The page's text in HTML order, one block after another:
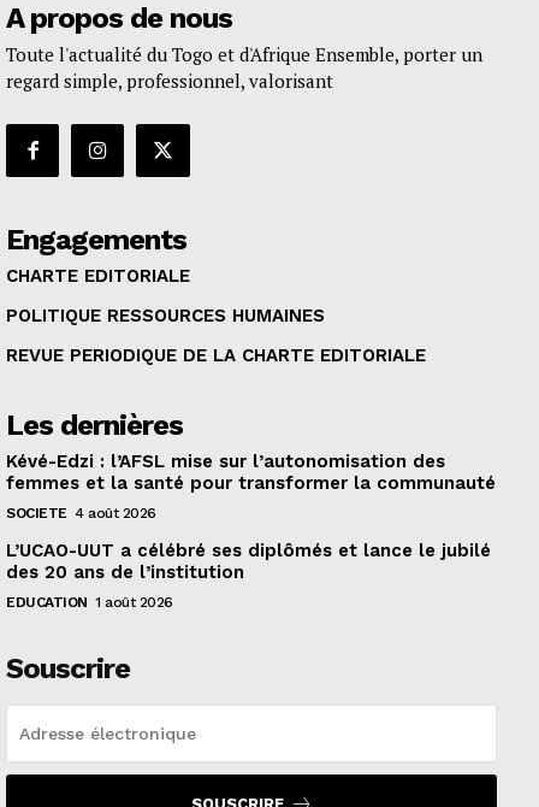
A propos de nous
Toute l'actualité du Togo et d'Afrique Ensemble, porter un
regard simple, professionnel, valorisant
Engagements
CHARTE EDITORIALE
POLITIQUE RESSOURCES HUMAINES
REVUE PERIODIQUE DE LA CHARTE EDITORIALE
Les dernières
Kévé-Edzi : l’AFSL mise sur l’autonomisation des
femmes et la santé pour transformer la communauté
SOCIETE 4 août 2026
L’UCAO-UUT a célébré ses diplômés et lance le jubilé
des 20 ans de l’institution
EDUCATION 1 août 2026
Souscrire